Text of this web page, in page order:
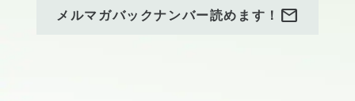
メルマガバックナンバー読めます！ mail